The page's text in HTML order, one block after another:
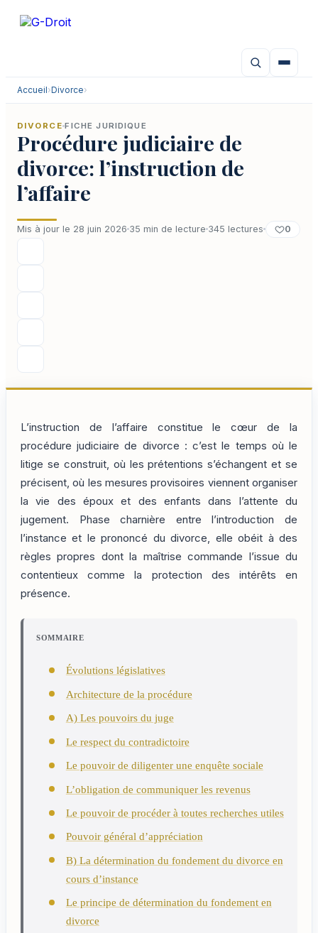
Accueil›Divorce›
DIVORCE FICHE JURIDIQUE
Procédure judiciaire de
divorce: l’instruction de
l’affaire
Mis à jour le 28 juin 2026 35 min de lecture 345 lectures 0
L’instruction de l’affaire constitue le cœur de la
procédure judiciaire de divorce : c’est le temps où le
litige se construit, où les prétentions s’échangent et se
précisent, où les mesures provisoires viennent organiser
la vie des époux et des enfants dans l’attente du
jugement. Phase charnière entre l’introduction de
l’instance et le prononcé du divorce, elle obéit à des
règles propres dont la maîtrise commande l’issue du
contentieux comme la protection des intérêts en
présence.
SOMMAIRE
Évolutions législatives
Architecture de la procédure
A) Les pouvoirs du juge
Le respect du contradictoire
Le pouvoir de diligenter une enquête sociale
L’obligation de communiquer les revenus
Le pouvoir de procéder à toutes recherches utiles
Pouvoir général d’appréciation
B) La détermination du fondement du divorce en
cours d’instance
Le principe de détermination du fondement en
divorce